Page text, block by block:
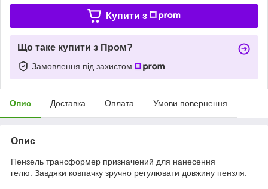
Купити з
Що таке купити з Пром?
Замовлення під захистом
Опис Доставка Оплата Умови повернення
Опис
Пензель трансформер призначений для нанесення
гелю. Завдяки ковпачку зручно регулювати довжину пензля.